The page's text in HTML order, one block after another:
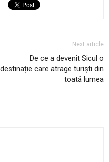
Next article
De ce a devenit Sicul o
destinație care atrage turiști din
toată lumea